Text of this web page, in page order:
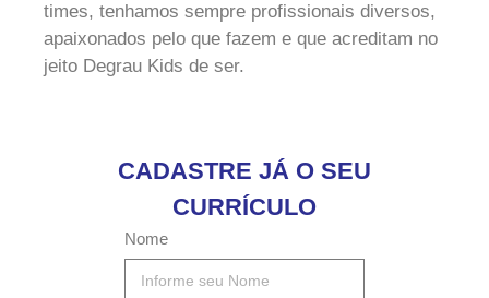
times, tenhamos sempre profissionais diversos,
apaixonados pelo que fazem e que acreditam no
jeito Degrau Kids de ser.
CADASTRE JÁ O SEU
CURRÍCULO
Nome